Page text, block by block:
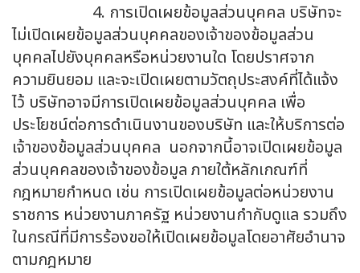
4. การเปิดเผยข้อมูลส่วนบุคคล บริษัทจะ
ไม่เปิดเผยข้อมูลส่วนบุคคลของเจ้าของข้อมูลส่วน
บุคคลไปยังบุคคลหรือหน่วยงานใด โดยปราศจาก
ความยินยอม และจะเปิดเผยตามวัตถุประสงค์ที่ได้แจ้ง
ไว้ บริษัทอาจมีการเปิดเผยข้อมูลส่วนบุคคล เพื่อ
ประโยชน์ต่อการดำเนินงานของบริษัท และให้บริการต่อ
เจ้าของข้อมูลส่วนบุคคล นอกจากนี้อาจเปิดเผยข้อมูล
ส่วนบุคคลของเจ้าของข้อมูล ภายใต้หลักเกณฑ์ที่
กฎหมายกำหนด เช่น การเปิดเผยข้อมูลต่อหน่วยงาน
ราชการ หน่วยงานภาครัฐ หน่วยงานกำกับดูแล รวมถึง
ในกรณีที่มีการร้องขอให้เปิดเผยข้อมูลโดยอาศัยอำนาจ
ตามกฎหมาย